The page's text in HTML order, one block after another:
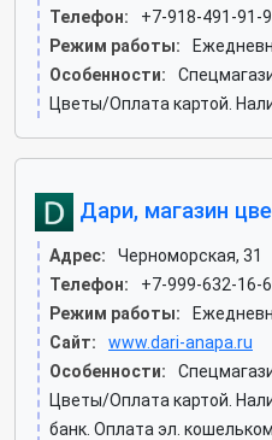
Телефон:
+7-918-491-91-
Режим работы:
Особенности:
Цветы/Оплата картой.
Дари, магазин
Адрес:
Черноморская, 31
Телефон:
+7-999-632-16-
Режим работы:
Сайт:
www.dari-anapa.ru
Особенности:
Цветы/Оплата картой.
банк. Оплата эл.